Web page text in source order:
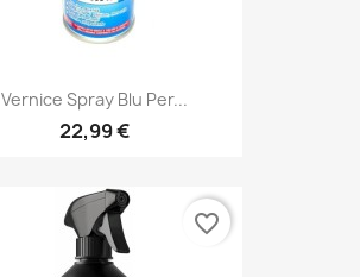
Vernice Spray Blu Per...
22,99 €
favorite_border